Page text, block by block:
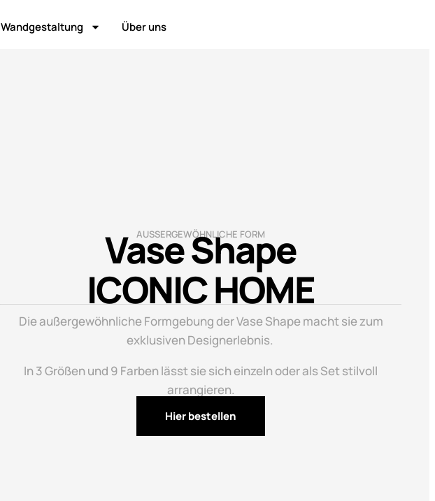
Wandgestaltung Über uns
AUSSERGEWÖHNLICHE FORM
Vase Shape
ICONIC HOME
Die außergewöhnliche Formgebung der Vase Shape macht sie zum
exklusiven Designerlebnis.
In 3 Größen und 9 Farben lässt sie sich einzeln oder als Set stilvoll
arrangieren.
Hier bestellen